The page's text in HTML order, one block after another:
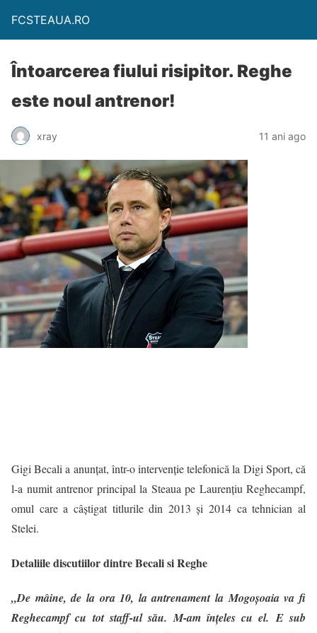
FCSTEAUA.RO
Întoarcerea fiului risipitor. Reghe
este noul antrenor!
xray 11 ani ago
Gigi Becali a anunţat, într-o intervenţie telefonică la Digi Sport, că
l-a numit antrenor principal la Steaua pe Laurenţiu Reghecampf,
omul care a câştigat titlurile din 2013 şi 2014 ca tehnician al
Stelei.
Detaliile discutiilor dintre Becali si Reghe
„De mâine, de la ora 10, la antrenament la Mogoşoaia va fi
Reghecampf cu tot staff-ul său. M-am înţeles cu el. E sub